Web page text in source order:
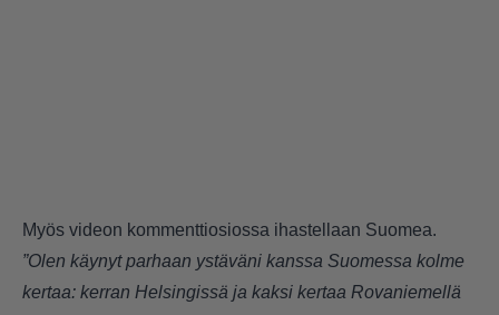
Myös videon kommenttiosiossa ihastellaan Suomea.
”Olen käynyt parhaan ystäväni kanssa Suomessa kolme
kertaa: kerran Helsingissä ja kaksi kertaa Rovaniemellä